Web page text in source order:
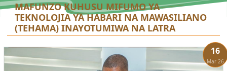
MAFUNZO KUHUSU MIFUMO YA
TEKNOLOJIA YA HABARI NA MAWASILIANO
(TEHAMA) INAYOTUMIWA NA LATRA
16
Mar 26